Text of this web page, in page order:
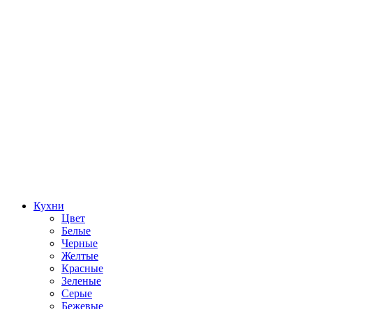
Кухни
Цвет
Белые
Черные
Желтые
Красные
Зеленые
Серые
Бежевые